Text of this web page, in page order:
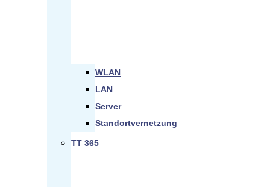
WLAN
LAN
Server
Standortvernetzung
TT 365